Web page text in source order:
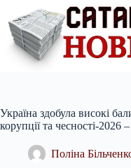
вмісту
Україна здобула високі
корупції та чесності-
Поліна